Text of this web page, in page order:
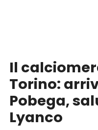
Il
Torino:
Pobega,
Lyanco